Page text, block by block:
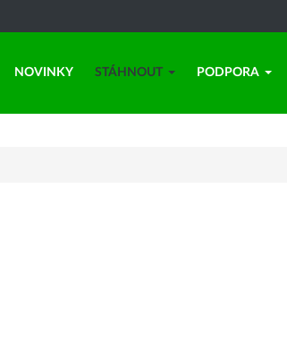
NOVINKY STÁHNOUT PODPORA